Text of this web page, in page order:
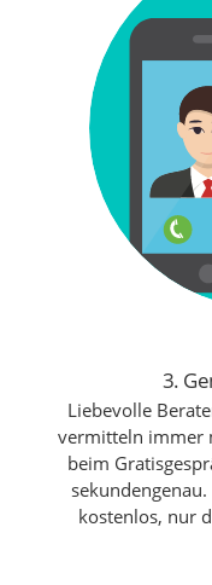
3.
Liebevolle
vermitteln immer
beim
kostenlos, nur